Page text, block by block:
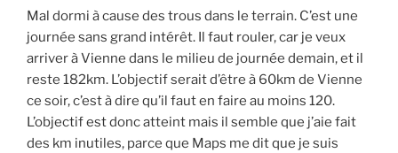
Mal dormi à cause des trous dans le terrain. C’est une
journée sans grand intérêt. Il faut rouler, car je veux
arriver à Vienne dans le milieu de journée demain, et il
reste 182km. L’objectif serait d’être à 60km de Vienne
ce soir, c’est à dire qu’il faut en faire au moins 120.
L’objectif est donc atteint mais il semble que j’aie fait
des km inutiles, parce que Maps me dit que je suis